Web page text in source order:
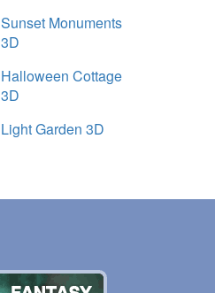
Sunset Monuments
3D
Halloween Cottage
3D
Light Garden 3D